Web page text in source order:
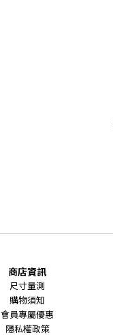
商店資訊
尺寸量測
購物須知
會員專屬優惠
隱私權政策